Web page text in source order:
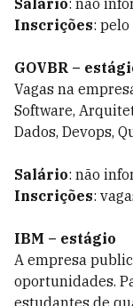
Salário: não
Inscrições:
GOVBR –
Vagas na
Software,
Dados, Devops,
Salário: não
Inscrições:
IBM – estágio
A empresa
oportunidades.
estudantes de